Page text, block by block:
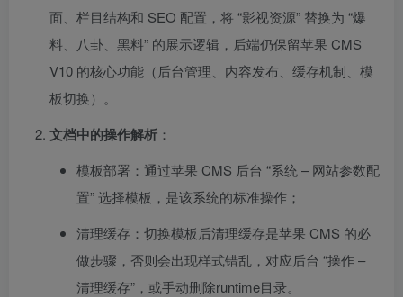
面、栏目结构和 SEO 配置，将 “影视资源” 替换为 “爆
料、八卦、黑料” 的展示逻辑，后端仍保留苹果 CMS
V10 的核心功能（后台管理、内容发布、缓存机制、模
板切换）。
文档中的操作解析 ：
模板部署：通过苹果 CMS 后台 “系统 – 网站参数配
置” 选择模板，是该系统的标准操作；
清理缓存：切换模板后清理缓存是苹果 CMS 的必
做步骤，否则会出现样式错乱，对应后台 “操作 –
清理缓存”，或手动删除runtime目录。